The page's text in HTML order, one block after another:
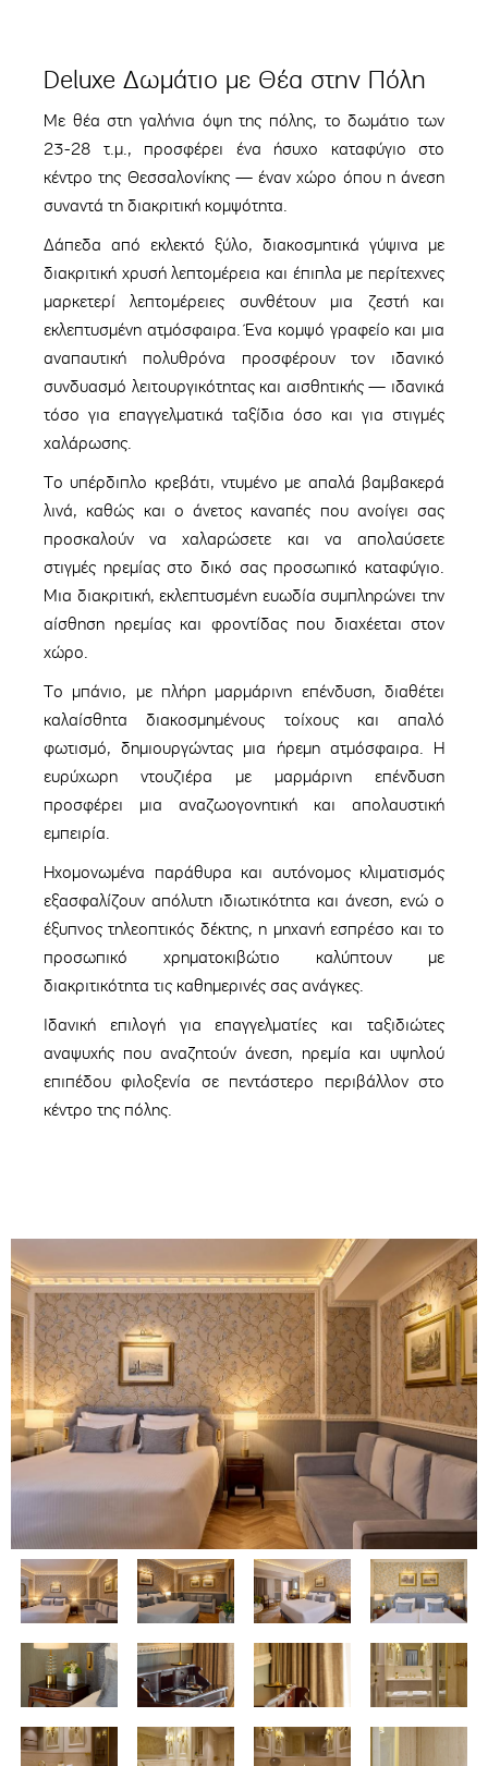
Deluxe Δωμάτιο με Θέα στην Πόλη
Με θέα στη γαλήνια όψη της πόλης, το δωμάτιο των
23-28 τ.μ., προσφέρει ένα ήσυχο καταφύγιο στο
κέντρο της Θεσσαλονίκης — έναν χώρο όπου η άνεση
συναντά τη διακριτική κομψότητα.
Δάπεδα από εκλεκτό ξύλο, διακοσμητικά γύψινα με
διακριτική χρυσή λεπτομέρεια και έπιπλα με περίτεχνες
μαρκετερί λεπτομέρειες συνθέτουν μια ζεστή και
εκλεπτυσμένη ατμόσφαιρα. Ένα κομψό γραφείο και μια
αναπαυτική πολυθρόνα προσφέρουν τον ιδανικό
συνδυασμό λειτουργικότητας και αισθητικής — ιδανικά
τόσο για επαγγελματικά ταξίδια όσο και για στιγμές
χαλάρωσης.
Το υπέρδιπλο κρεβάτι, ντυμένο με απαλά βαμβακερά
λινά, καθώς και ο άνετος καναπές που ανοίγει σας
προσκαλούν να χαλαρώσετε και να απολαύσετε
στιγμές ηρεμίας στο δικό σας προσωπικό καταφύγιο.
Μια διακριτική, εκλεπτυσμένη ευωδία συμπληρώνει την
αίσθηση ηρεμίας και φροντίδας που διαχέεται στον
χώρο.
Το μπάνιο, με πλήρη μαρμάρινη επένδυση, διαθέτει
καλαίσθητα διακοσμημένους τοίχους και απαλό
φωτισμό, δημιουργώντας μια ήρεμη ατμόσφαιρα. Η
ευρύχωρη ντουζιέρα με μαρμάρινη επένδυση
προσφέρει μια αναζωογονητική και απολαυστική
εμπειρία.
Ηχομονωμένα παράθυρα και αυτόνομος κλιματισμός
εξασφαλίζουν απόλυτη ιδιωτικότητα και άνεση, ενώ ο
έξυπνος τηλεοπτικός δέκτης, η μηχανή εσπρέσο και το
προσωπικό χρηματοκιβώτιο καλύπτουν με
διακριτικότητα τις καθημερινές σας ανάγκες.
Ιδανική επιλογή για επαγγελματίες και ταξιδιώτες
αναψυχής που αναζητούν άνεση, ηρεμία και υψηλού
επιπέδου φιλοξενία σε πεντάστερο περιβάλλον στο
κέντρο της πόλης.